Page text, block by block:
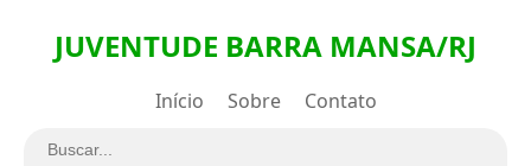
JUVENTUDE BARRA MANSA/RJ
Início Sobre Contato